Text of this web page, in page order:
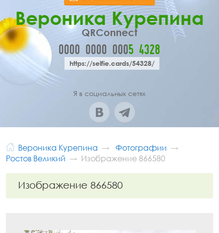
Вероника Курепина
QRConnect
0000 0000 0005 4328
https://selfie.cards/54328/
Я в социальных сетях
Вероника Курепина
Фотографии
Ростов Великий
Изображение 866580
Изображение 866580